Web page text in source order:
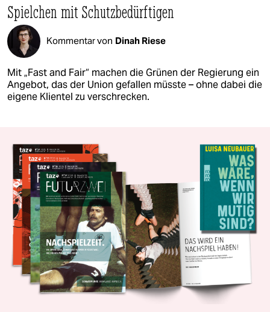
Spielchen mit Schutzbedürftigen
Kommentar von Dinah Riese
Mit „Fast and Fair“ machen die Grünen der Regierung ein
Angebot, das der Union gefallen müsste – ohne dabei die
eigene Klientel zu verschrecken.